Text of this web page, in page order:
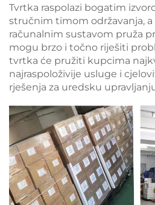
Tvrtka raspolazi bogatim
stručnim timom održavanja,
računalnim sustavom pruža
mogu brzo i točno riješiti
tvrtka će pružiti kupcima
najraspoloživije usluge i
rješenja za uredsku